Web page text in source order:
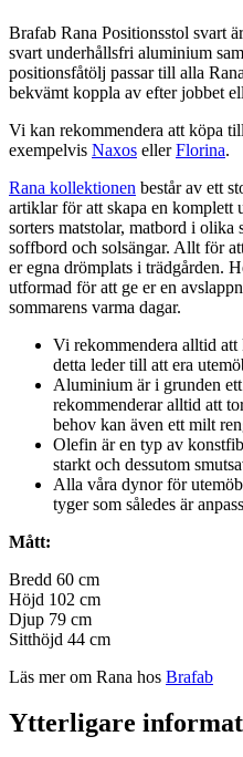
Brafab Rana Positionsstol svart
svart underhållsfri aluminium
positionsfåtölj passar till alla
bekvämt koppla av efter jobbet
Vi kan rekommendera att köpa
exempelvis Naxos ellerFlorina.
Rana kollektionen består av ett
artiklar för att skapa en komplett
sorters matstolar, matbord i
soffbord och solsängar. Allt för
er egna drömplats i trädgården.
utformad för att ge er en
sommarens varma dagar.
Vi rekommendera alltid
detta leder till att era
Aluminium är i grunden
rekommenderar alltid att
behov kan även ett milt
Olefin är en typ av
starkt och dessutom
Alla våra dynor för
tyger som således är
Mått:
Bredd 60 cm
Höjd 102 cm
Djup 79 cm
Sitthöjd 44 cm
Läs mer om Rana hos Brafab
Ytterligare